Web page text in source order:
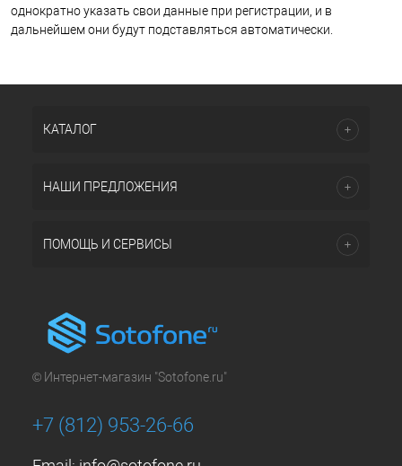
однократно указать свои данные при регистрации, и в
дальнейшем они будут подставляться автоматически.
КАТАЛОГ
НАШИ ПРЕДЛОЖЕНИЯ
ПОМОЩЬ И СЕРВИСЫ
© Интернет-магазин "Sotofone.ru"
+7 (812) 953-26-66